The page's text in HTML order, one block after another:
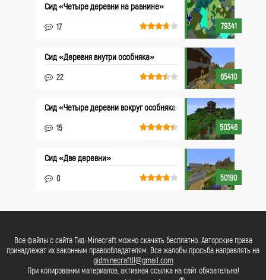
79341
Сид «Четыре деревни на равнине»
17
65410
Сид «Деревня внутри особняка»
22
50346
Сид «Четыре деревни вокруг особняка»
15
50190
Сид «Две деревни»
0
Все файлы с сайта Гид-Minecraft можно скачать бесплатно. Авторские права
принадлежат их законным правообладателям. Все жалобы просьба направлять на
gidminecraftll@gmail.com
При копировании материалов, активная ссылка на сайт обязательна!